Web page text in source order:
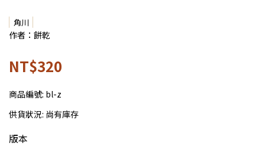
角川
作者：餅乾
NT$320
商品編號: bl-z
供貨狀況: 尚有庫存
版本